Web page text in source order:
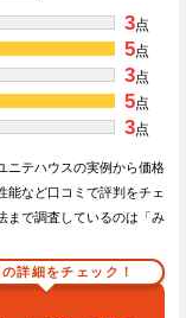
3点
5点
3点
5点
3点
ニテハウスの実例から価格
能など口コミで評判をチェ
まで調査しているのは「み
詳細をチェック！